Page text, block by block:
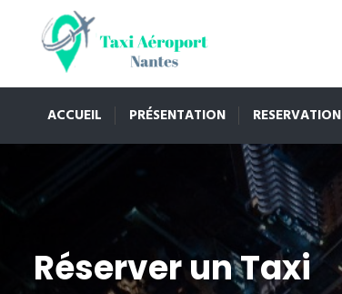
ACCUEIL PRÉSENTATION RESERVATION
Réserver un Taxi